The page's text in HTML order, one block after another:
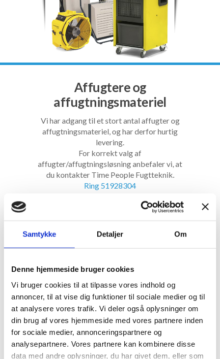
Samtykke Detaljer Om
Denne hjemmeside bruger cookies
Vi bruger cookies til at tilpasse vores indhold og
annoncer, til at vise dig funktioner til sociale medier og til
at analysere vores trafik. Vi deler også oplysninger om
din brug af vores hjemmeside med vores partnere inden
for sociale medier, annonceringspartnere og
analysepartnere. Vores partnere kan kombinere disse
data med andre oplysninger, du har givet dem, eller som
Affugtere og
affugtningsmateriel
Vi har adgang til et stort antal affugter og
affugtningsmateriel, og har derfor hurtig
levering.
For korrekt valg af
affugter/affugtningsløsning anbefaler vi, at
du kontakter Time People Fugtteknik.
Ring 51928304
Kondensaffugter
Priser fra kr. 120 pr. døgn.